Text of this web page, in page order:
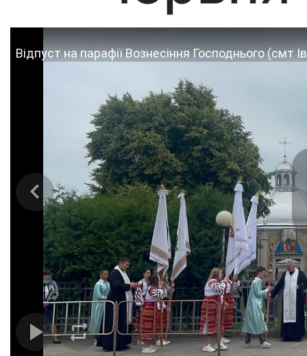
Відпуст на парафії Вознесіння Господнього (смт